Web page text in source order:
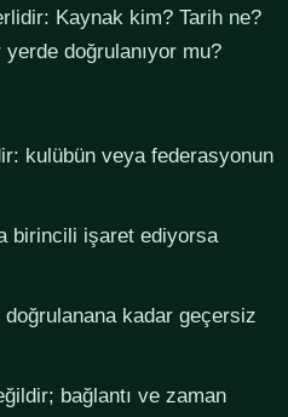
Kaynak kim? Tarih ne?
yerde doğrulanıyor mu?
kulübün veya federasyonun
birincili işaret ediyorsa
kadar geçersiz
bağlantı ve zaman